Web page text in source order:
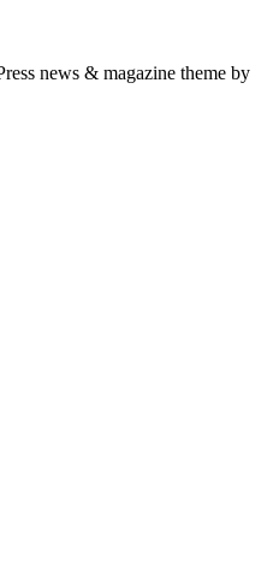
news & magazine theme by